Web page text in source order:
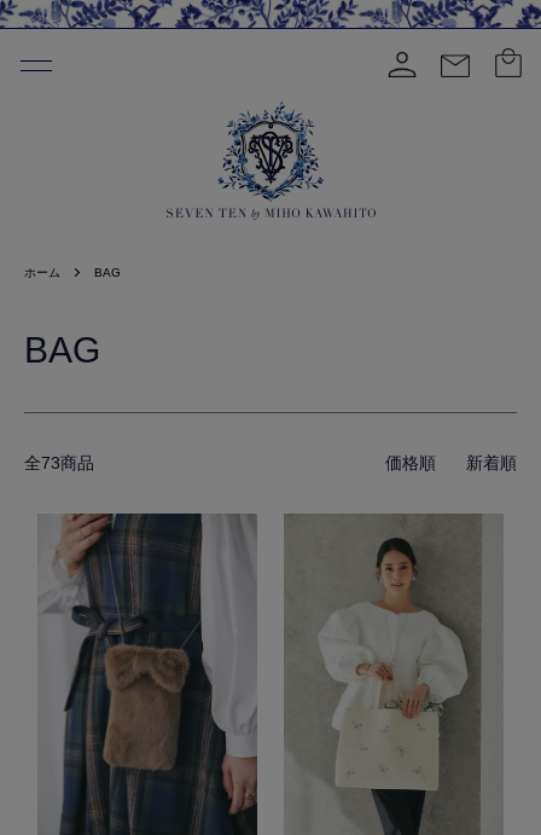
ホーム BAG
BAG
全73商品 価格順 新着順